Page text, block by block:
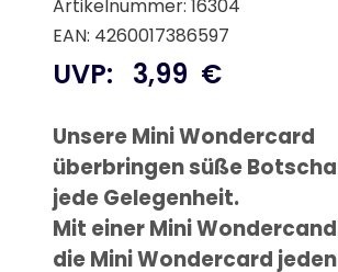
Artikelnummer: 16304
EAN: 4260017386597
UVP: 3,99 €
Unsere Mini Wondercard
überbringen süße
jede Gelegenheit.
Mit einer Mini
die Mini Wondercard